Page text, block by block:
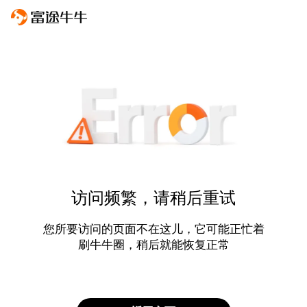
访问频繁，请稍后重试
您所要访问的页面不在这儿，它可能正忙着
刷牛牛圈，稍后就能恢复正常